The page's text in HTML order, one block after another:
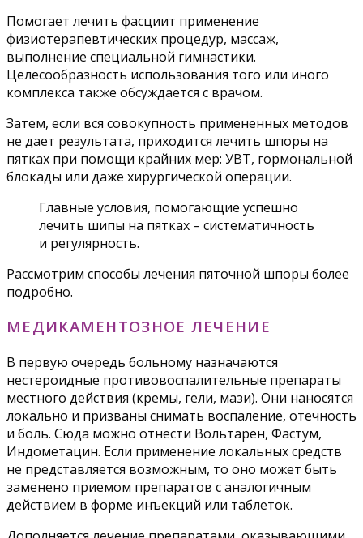
Помогает лечить фасциит применение
физиотерапевтических процедур, массаж,
выполнение специальной гимнастики.
Целесообразность использования того или иного
комплекса также обсуждается с врачом.
Затем, если вся совокупность примененных методов
не дает результата, приходится лечить шпоры на
пятках при помощи крайних мер: УВТ, гормональной
блокады или даже хирургической операции.
Главные условия, помогающие успешно
лечить шипы на пятках – систематичность
и регулярность.
Рассмотрим способы лечения пяточной шпоры более
подробно.
МЕДИКАМЕНТОЗНОЕ ЛЕЧЕНИЕ
В первую очередь больному назначаются
нестероидные противовоспалительные препараты
местного действия (кремы, гели, мази). Они наносятся
локально и призваны снимать воспаление, отечность
и боль. Сюда можно отнести Вольтарен, Фастум,
Индометацин. Если применение локальных средств
не представляется возможным, то оно может быть
заменено приемом препаратов с аналогичным
действием в форме инъекций или таблеток.